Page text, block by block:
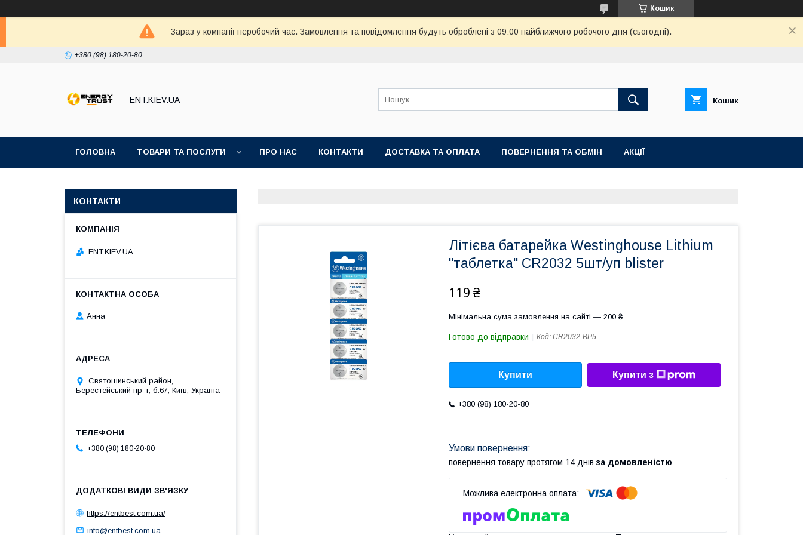
Кошик
Зараз у компанії неробочий час. Замовлення та повідомлення будуть оброблені з 09:00 найближчого робочого дня (сьогодні).
+380 (98) 180-20-80
ENT.KIEV.UA Кошик
ГОЛОВНА ТОВАРИ ТА ПОСЛУГИ ПРО НАС КОНТАКТИ ДОСТАВКА ТА ОПЛАТА ПОВЕРНЕННЯ ТА ОБМІН АКЦІЇ
Літієва батарейка Westinghouse Lithium
"таблетка" CR2032 5шт/уп blister
119 ₴
Мінімальна сума замовлення на сайті — 200 ₴
Готово до відправки Код: CR2032-BP5
Купити Купити з
+380 (98) 180-20-80
повернення товару протягом 14 днів за домовленістю
КОНТАКТИ
ENT.KIEV.UA
Анна
Святошинський район,
Берестейський пр-т, б.67, Київ, Україна
+380 (98) 180-20-80
https://entbest.com.ua/
info@entbest.com.ua